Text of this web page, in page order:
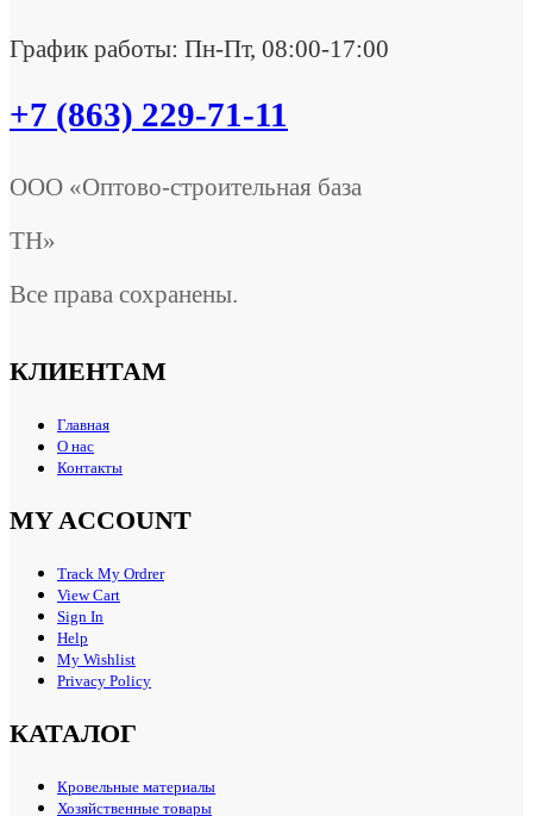
График работы: Пн-Пт, 08:00-17:00
+7 (863) 229-71-11
ООО «Оптово-строительная база
ТН»
Все права сохранены.
КЛИЕНТАМ
Главная
О нас
Контакты
MY ACCOUNT
Track My Ordrer
View Cart
Sign In
Help
My Wishlist
Privacy Policy
КАТАЛОГ
Кровельные материалы
Хозяйственные товары